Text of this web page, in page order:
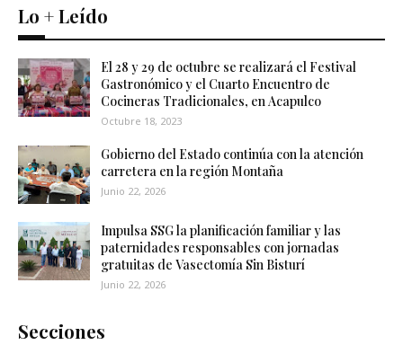
Lo + Leído
El 28 y 29 de octubre se realizará el Festival
Gastronómico y el Cuarto Encuentro de
Cocineras Tradicionales, en Acapulco
Octubre 18, 2023
Gobierno del Estado continúa con la atención
carretera en la región Montaña
Junio 22, 2026
Impulsa SSG la planificación familiar y las
paternidades responsables con jornadas
gratuitas de Vasectomía Sin Bisturí
Junio 22, 2026
Secciones